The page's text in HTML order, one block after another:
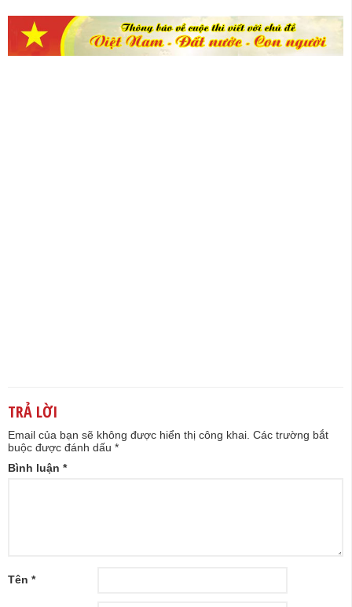
TRẢ LỜI
Email của bạn sẽ không được hiển thị công khai. Các trường bắt
buộc được đánh dấu *
Bình luận *
Tên *